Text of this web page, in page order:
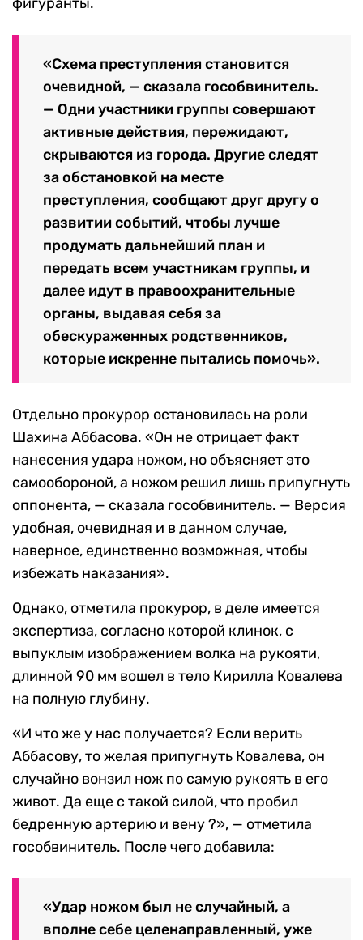
«Схема преступления становится
очевидной, — сказала гособвинитель.
— Одни участники группы совершают
активные действия, пережидают,
скрываются из города. Другие следят
за обстановкой на месте
преступления, сообщают друг другу о
развитии событий, чтобы лучше
продумать дальнейший план и
передать всем участникам группы, и
далее идут в правоохранительные
органы, выдавая себя за
обескураженных родственников,
которые искренне пытались помочь».
Отдельно прокурор остановилась на роли
Шахина Аббасова. «Он не отрицает факт
нанесения удара ножом, но объясняет это
самообороной, а ножом решил лишь припугнуть
оппонента, — сказала гособвинитель. — Версия
удобная, очевидная и в данном случае,
наверное, единственно возможная, чтобы
избежать наказания».
Однако, отметила прокурор, в деле имеется
экспертиза, согласно которой клинок, с
выпуклым изображением волка на рукояти,
длинной 90 мм вошел в тело Кирилла Ковалева
на полную глубину.
«И что же у нас получается? Если верить
Аббасову, то желая припугнуть Ковалева, он
случайно вонзил нож по самую рукоять в его
живот. Да еще с такой силой, что пробил
бедренную артерию и вену ?», — отметила
гособвинитель. После чего добавила:
«Удар ножом был не случайный, а
вполне себе целенаправленный, уже